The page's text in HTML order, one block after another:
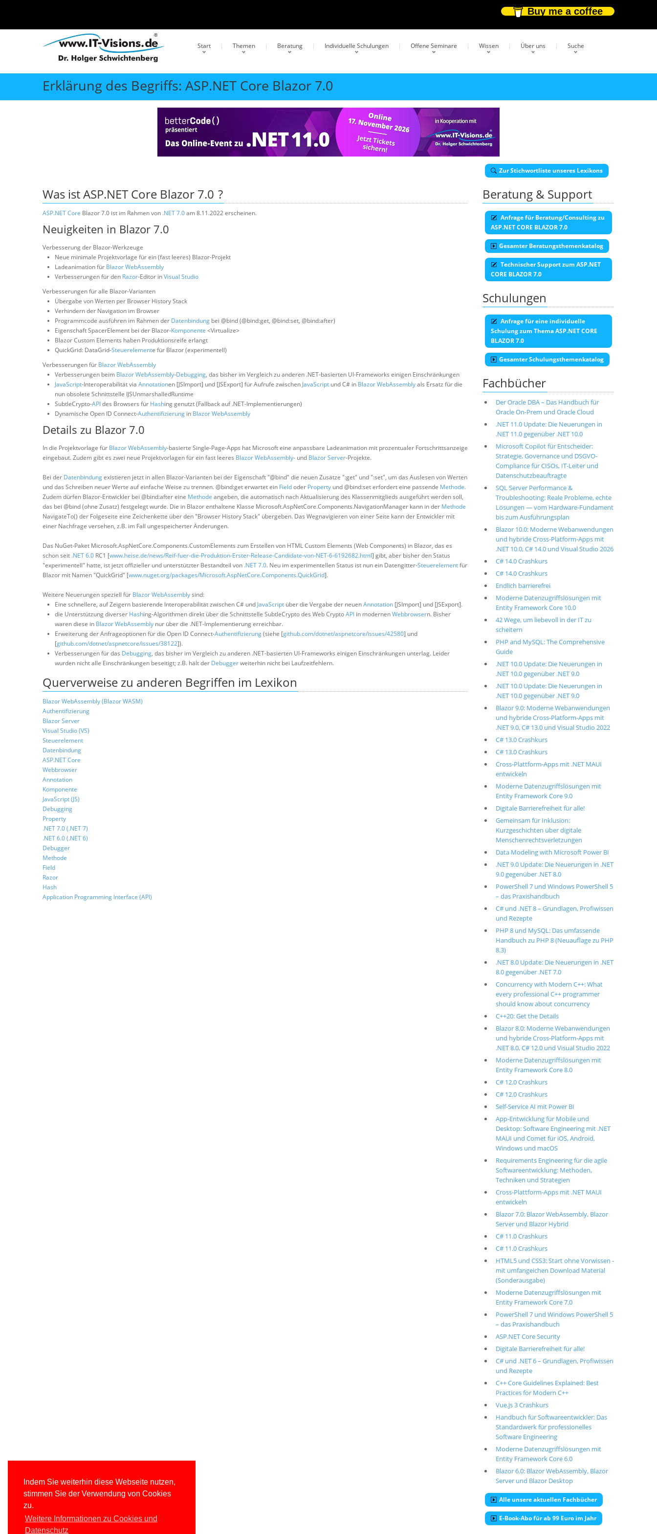
Indem Sie weiterhin diese Webseite nutzen,
stimmen Sie der Verwendung von Cookies
zu.
Weitere Informationen zu Cookies und
Datenschutz
Buy me a coffee
Start Themen Beratung Individuelle Schulungen Offene Seminare Wissen Über uns Suche
Erklärung des Begriffs: ASP.NET Core Blazor 7.0
Zur Stichwortliste unseres Lexikons
Was istASP.NET Core Blazor 7.0 ?
ASP.NET Core Blazor 7.0 ist im Rahmen von .NET 7.0am 8.11.2022 erscheinen.
Neuigkeiten in Blazor 7.0
Verbesserung der Blazor-Werkzeuge
Neue minimale Projektvorlage für ein (fast leeres) Blazor-Projekt
Ladeanimation für Blazor WebAssembly
Verbesserungen für den Razor-Editor inVisual Studio
Verbesserungen für alle Blazor-Varianten
Übergabe von Werten per Browser History Stack
Verhindern der Navigation im Browser
Programmcode ausführen im Rahmen der Datenbindung bei @bind (@bind:get, @bind:set, @bind:after)
Eigenschaft SpacerElement bei der Blazor-Komponente <Virtualize>
Blazor Custom Elements haben Produktionsreife erlangt
QuickGrid: DataGrid-Steuerelemente für Blazor (experimentell)
Verbesserungen für Blazor WebAssembly
Verbesserungen beim Blazor WebAssembly-Debugging, das bisher im Vergleich zu anderen .NET-basierten UI-Frameworks einigen Einschränkungen
JavaScript-Interoperabilität via Annotationen [JSImport] und [JSExport] für Aufrufe zwischen JavaScript und C# in Blazor WebAssemblyals Ersatz für die
nun obsolete Schnittstelle IJSUnmarshalledRuntime
SubtleCrypto-APIdes Browsers für Hashing genutzt (Fallback auf .NET-Implementierungen)
Dynamische Open ID Connect-Authentifizierung in Blazor WebAssembly
Details zu Blazor 7.0
In die Projektvorlage für Blazor WebAssembly-basierte Single-Page-Apps hat Microsoft eine anpassbare Ladeanimation mit prozentualer Fortschrittsanzeige
eingebaut. Zudem gibt es zwei neue Projektvorlagen für ein fast leeres Blazor WebAssembly- und Blazor Server-Projekte.
Bei der Datenbindungexistieren jetzt in allen Blazor-Varianten bei der Eigenschaft "@bind" die neuen Zusätze ":get" und ":set", um das Auslesen von Werten
und das Schreiben neuer Werte auf einfache Weise zu trennen. @bind:get erwartet ein Fieldoder Property und @bind:set erfordert eine passende Methode.
Zudem dürfen Blazor-Entwickler bei @bind:after eine Methode angeben, die automatisch nach Aktualisierung des Klassenmitglieds ausgeführt werden soll,
das bei @bind (ohne Zusatz) festgelegt wurde. Die in Blazor enthaltene Klasse Microsoft.AspNetCore.Components.NavigationManager kann in der Methode
NavigateTo() der Folgeseite eine Zeichenkette über den "Browser History Stack" übergeben. Das Wegnavigieren von einer Seite kann der Entwickler mit
einer Nachfrage versehen, z.B. im Fall ungespeicherter Änderungen.
Das NuGet-Paket Microsoft.AspNetCore.Components.CustomElements zum Erstellen von HTML Custom Elements (Web Components) in Blazor, das es
schon seit .NET 6.0 RC1 [www.heise.de/news/Reif-fuer-die-Produktion-Erster-Release-Candidate-von-NET-6-6192682.html] gibt, aber bisher den Status
"experimentell" hatte, ist jetzt offizieller und unterstützter Bestandteil von .NET 7.0. Neu im experimentellen Status ist nun ein Datengitter-Steuerelementfür
Blazor mit Namen "QuickGrid" [www.nuget.org/packages/Microsoft.AspNetCore.Components.QuickGrid].
Weitere Neuerungen speziell für Blazor WebAssemblysind:
Eine schnellere, auf Zeigern basierende Interoperabilität zwischen C# und JavaScript über die Vergabe der neuenAnnotation [JSImport] und [JSExport].
die Unterstützung diverser Hashing-Algorithmen direkt über die Schnittstelle SubtleCrypto des Web CryptoAPI in modernenWebbrowsern. Bisher
waren diese in Blazor WebAssembly nur über die .NET-Implementierung erreichbar.
Erweiterung der Anfrageoptionen für die Open ID Connect-Authentifizierung(siehe [github.com/dotnet/aspnetcore/issues/42580] und
[github.com/dotnet/aspnetcore/issues/38122]).
Verbesserungen für das Debugging, das bisher im Vergleich zu anderen .NET-basierten UI-Frameworks einigen Einschränkungen unterlag. Leider
wurden nicht alle Einschränkungen beseitigt; z.B. hält der Debuggerweiterhin nicht bei Laufzeitfehlern.
Querverweise zu anderen Begriffen im Lexikon
Blazor WebAssembly (Blazor WASM)
Authentifizierung
Blazor Server
Visual Studio (VS)
Steuerelement
Datenbindung
ASP.NET Core
Webbrowser
Annotation
Komponente
JavaScript (JS)
Debugging
Property
.NET 7.0 (.NET 7)
.NET 6.0 (.NET 6)
Debugger
Methode
Field
Razor
Hash
Application Programming Interface (API)
Beratung & Support
Anfrage für Beratung/Consulting zu
ASP.NET CORE BLAZOR 7.0
Gesamter Beratungsthemenkatalog
Technischer Support zum ASP.NET
CORE BLAZOR 7.0
Schulungen
Anfrage für eine individuelle
Schulung zum Thema ASP.NET CORE
BLAZOR 7.0
Gesamter Schulungsthemenkatalog
Fachbücher
Der Oracle DBA – Das Handbuch für
Oracle On-Prem und Oracle Cloud
.NET 11.0 Update: Die Neuerungen in
.NET 11.0 gegenüber .NET 10.0
Microsoft Copilot für Entscheider:
Strategie, Governance und DSGVO-
Compliance für CISOs, IT-Leiter und
Datenschutzbeauftragte
SQL Server Performance &
Troubleshooting: Reale Probleme, echte
Lösungen — vom Hardware-Fundament
bis zum Ausführungsplan
Blazor 10.0: Moderne Webanwendungen
und hybride Cross-Platform-Apps mit
.NET 10.0, C# 14.0 und Visual Studio 2026
C# 14.0 Crashkurs
C# 14.0 Crashkurs
Endlich barrierefrei
Moderne Datenzugriffslösungen mit
Entity Framework Core 10.0
42 Wege, um liebevoll in der IT zu
scheitern
PHP and MySQL: The Comprehensive
Guide
.NET 10.0 Update: Die Neuerungen in
.NET 10.0 gegenüber .NET 9.0
.NET 10.0 Update: Die Neuerungen in
.NET 10.0 gegenüber .NET 9.0
Blazor 9.0: Moderne Webanwendungen
und hybride Cross-Platform-Apps mit
.NET 9.0, C# 13.0 und Visual Studio 2022
C# 13.0 Crashkurs
C# 13.0 Crashkurs
Cross-Plattform-Apps mit .NET MAUI
entwickeln
Moderne Datenzugriffslösungen mit
Entity Framework Core 9.0
Digitale Barrierefreiheit für alle!
Gemeinsam für Inklusion:
Kurzgeschichten über digitale
Menschenrechtsverletzungen
Data Modeling with Microsoft Power BI
.NET 9.0 Update: Die Neuerungen in .NET
9.0 gegenüber .NET 8.0
PowerShell 7 und Windows PowerShell 5
– das Praxishandbuch
C# und .NET 8 – Grundlagen, Profiwissen
und Rezepte
PHP 8 und MySQL: Das umfassende
Handbuch zu PHP 8 (Neuauflage zu PHP
8.3)
.NET 8.0 Update: Die Neuerungen in .NET
8.0 gegenüber .NET 7.0
Concurrency with Modern C++: What
every professional C++ programmer
should know about concurrency
C++20: Get the Details
Blazor 8.0: Moderne Webanwendungen
und hybride Cross-Platform-Apps mit
.NET 8.0, C# 12.0 und Visual Studio 2022
Moderne Datenzugriffslösungen mit
Entity Framework Core 8.0
C# 12.0 Crashkurs
C# 12.0 Crashkurs
Self-Service AI mit Power BI
App-Entwicklung für Mobile und
Desktop: Software Engineering mit .NET
MAUI und Comet für iOS, Android,
Windows und macOS
Requirements Engineering für die agile
Softwareentwicklung: Methoden,
Techniken und Strategien
Cross-Plattform-Apps mit .NET MAUI
entwickeln
Blazor 7.0: Blazor WebAssembly, Blazor
Server und Blazor Hybrid
C# 11.0 Crashkurs
C# 11.0 Crashkurs
HTML5 und CSS3: Start ohne Vorwissen -
mit umfangeichen Download Material
(Sonderausgabe)
Moderne Datenzugriffslösungen mit
Entity Framework Core 7.0
PowerShell 7 und Windows PowerShell 5
– das Praxishandbuch
ASP.NET Core Security
Digitale Barrierefreiheit für alle!
C# und .NET 6 – Grundlagen, Profiwissen
und Rezepte
C++ Core Guidelines Explained: Best
Practices for Modern C++
Vue.js 3 Crashkurs
Handbuch für Softwareentwickler: Das
Standardwerk für professionelles
Software Engineering
Moderne Datenzugriffslösungen mit
Entity Framework Core 6.0
Blazor 6.0: Blazor WebAssembly, Blazor
Server und Blazor Desktop
Alle unsere aktuellen Fachbücher
E-Book-Abo für ab 99 Euro im Jahr